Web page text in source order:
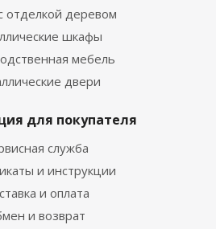
отделкой деревом
шкафы
мебель
двери
для покупателя
служба
и инструкции
и оплата
и возврат